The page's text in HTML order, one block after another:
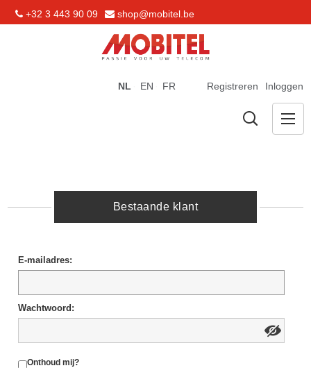
+32 3 443 90 09 shop@mobitel.be
Registreren Inloggen
NL EN FR
Bestaande klant
E-mailadres:
Wachtwoord:
Onthoud mij?